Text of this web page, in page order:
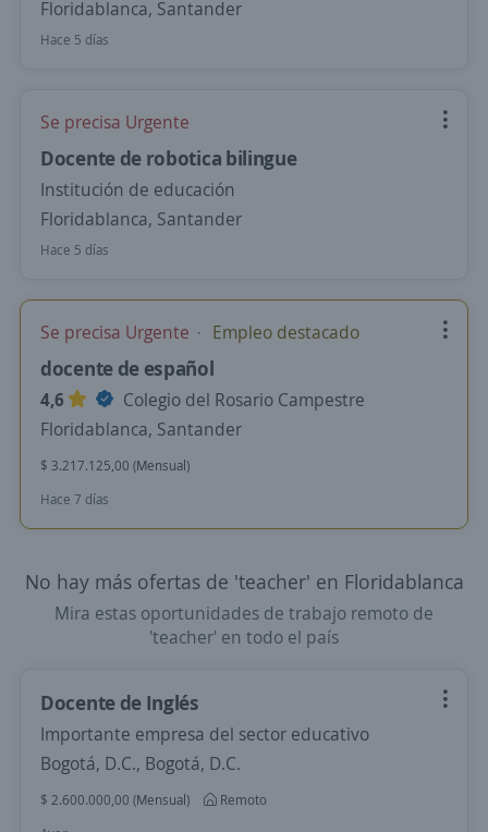
Floridablanca, Santander
Hace 5 días
Se precisa Urgente
Docente de robotica bilingue
Institución de educación
Floridablanca, Santander
Hace 5 días
Se precisa Urgente Empleo destacado
docente de español
4,6
Colegio del Rosario Campestre
Floridablanca, Santander
$ 3.217.125,00 (Mensual)
Hace 7 días
No hay más ofertas de 'teacher' en Floridablanca
Mira estas oportunidades de trabajo remoto de
'teacher' en todo el país
Docente de Inglés
Importante empresa del sector educativo
Bogotá, D.C., Bogotá, D.C.
$ 2.600.000,00 (Mensual)
Remoto